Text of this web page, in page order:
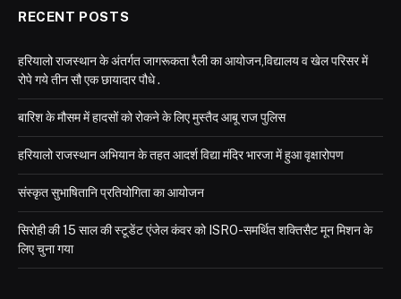
RECENT POSTS
हरियालो राजस्थान के अंतर्गत जागरूकता रैली का आयोजन,विद्यालय व खेल परिसर में
रोपे गये तीन सौ एक छायादार पौधे .
बारिश के मौसम में हादसों को रोकने के लिए मुस्तैद आबू राज पुलिस
हरियालो राजस्थान अभियान के तहत आदर्श विद्या मंदिर भारजा में हुआ वृक्षारोपण
संस्कृत सुभाषितानि प्रतियोगिता का आयोजन
सिरोही की 15 साल की स्टूडेंट एंजेल कंवर को ISRO-समर्थित शक्तिसैट मून मिशन के
लिए चुना गया